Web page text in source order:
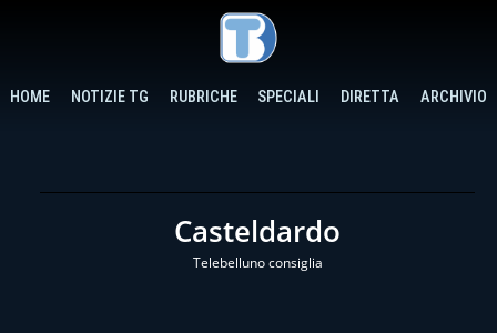
HOME NOTIZIE TG RUBRICHE SPECIALI DIRETTA ARCHIVIO
Casteldardo
Telebelluno consiglia